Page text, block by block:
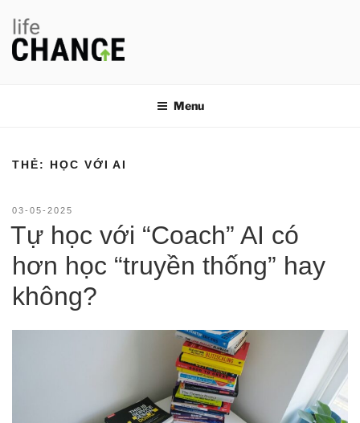
phần
Menu
THẺ: HỌC VỚI AI
ĐĂNG
TRONG
03-05-2025
Tự học với “Coach” AI có
hơn học “truyền thống” hay
không?